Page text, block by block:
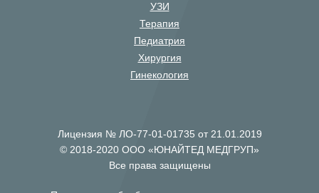
УЗИ
Терапия
Педиатрия
Хирургия
Гинекология
Лицензия № ЛО-77-01-01735 от 21.01.2019
© 2018-2020 ООО «ЮНАЙТЕД МЕДГРУП»
Все права защищены